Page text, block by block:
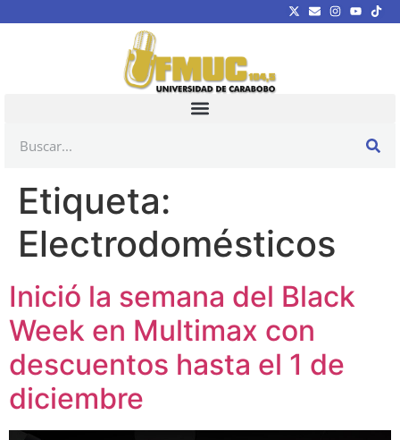
Etiqueta:
Electrodomésticos
Inició la semana del Black
Week en Multimax con
descuentos hasta el 1 de
diciembre